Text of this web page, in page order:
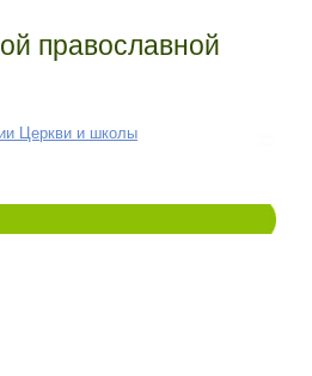
православной
Церкви и школы